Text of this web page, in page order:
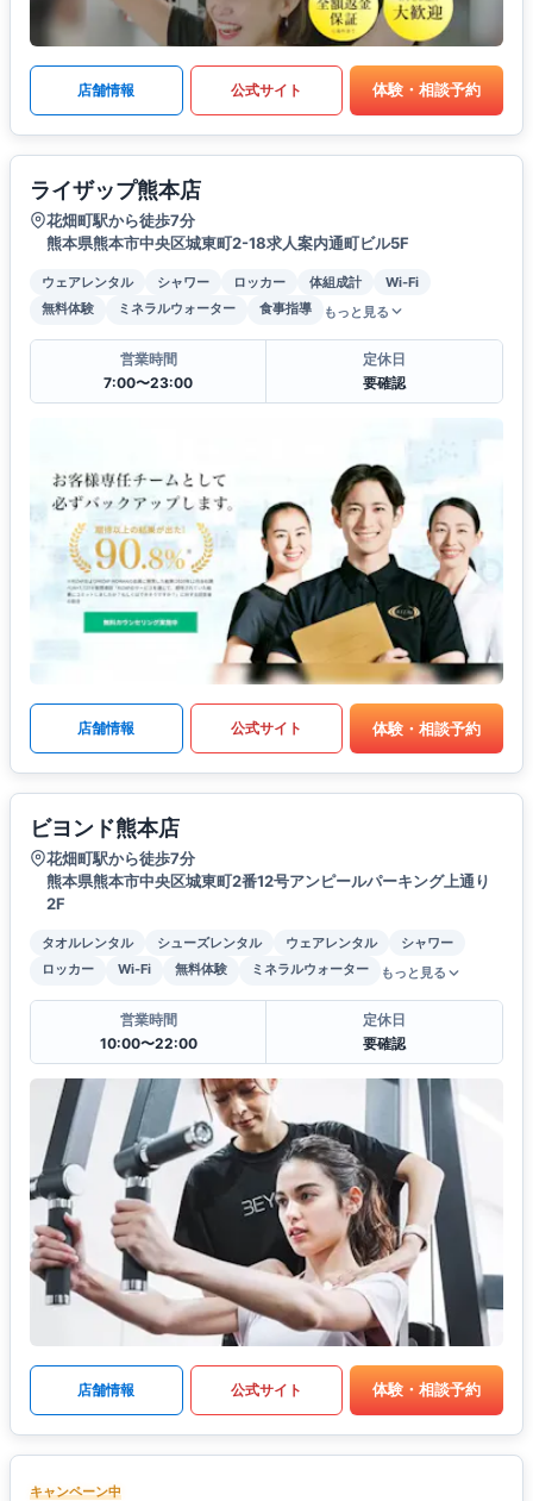
店舗情報 公式サイト 体験・相談予約
ライザップ熊本店
花畑町駅から徒歩7分
熊本県熊本市中央区城東町2-18求人案内通町ビル5F
ウェアレンタル シャワー ロッカー 体組成計
Wi-Fi
無料体験
ミネラルウォーター 食事指導 もっと見る
営業時間
7:00〜23:00
定休日
要確認
店舗情報 公式サイト 体験・相談予約
ビヨンド熊本店
花畑町駅から徒歩7分
熊本県熊本市中央区城東町2番12号アンピールパーキング上通り
2F
タオルレンタル シューズレンタル ウェアレンタル
シャワー
ロッカー
Wi-Fi 無料体験 ミネラルウォーター もっと見る
営業時間
10:00〜22:00
定休日
要確認
店舗情報 公式サイト 体験・相談予約
キャンペーン中